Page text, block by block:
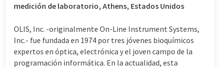
medición de laboratorio, Athens, Estados Unidos
OLIS, Inc. -originalmente On-Line Instrument Systems,
Inc.- fue fundada en 1974 por tres jóvenes bioquímicos
expertos en óptica, electrónica y el joven campo de la
programación informática. En la actualidad, esta